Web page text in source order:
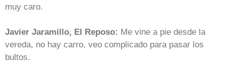
muy caro.
Javier Jaramillo, El Reposo: Me vine a pie desde la
vereda, no hay carro, veo complicado para pasar los
bultos.